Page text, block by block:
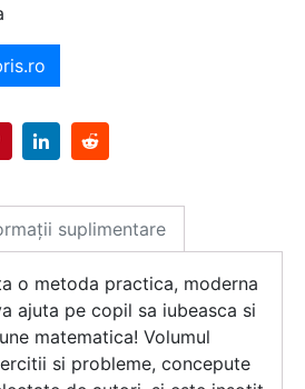
suplimentare
o metoda practica, moderna
ajuta pe copil sa iubeasca si
matematica! Volumul
si probleme, concepute